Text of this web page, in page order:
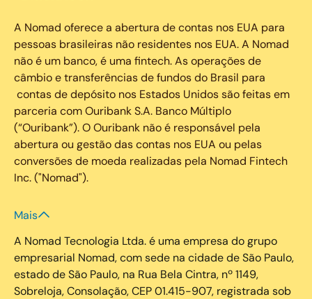
A Nomad oferece a abertura de contas nos EUA para
pessoas brasileiras não residentes nos EUA. A Nomad
não é um banco, é uma fintech. As operações de
câmbio e transferências de fundos do Brasil para
contas de depósito nos Estados Unidos são feitas em
parceria com Ouribank S.A. Banco Múltiplo
(“Ouribank”). O Ouribank não é responsável pela
abertura ou gestão das contas nos EUA ou pelas
conversões de moeda realizadas pela Nomad Fintech
Inc. ("Nomad").
Mais
A Nomad Tecnologia Ltda. é uma empresa do grupo
empresarial Nomad, com sede na cidade de São Paulo,
estado de São Paulo, na Rua Bela Cintra, nº 1149,
Sobreloja, Consolação, CEP 01.415-907, registrada sob